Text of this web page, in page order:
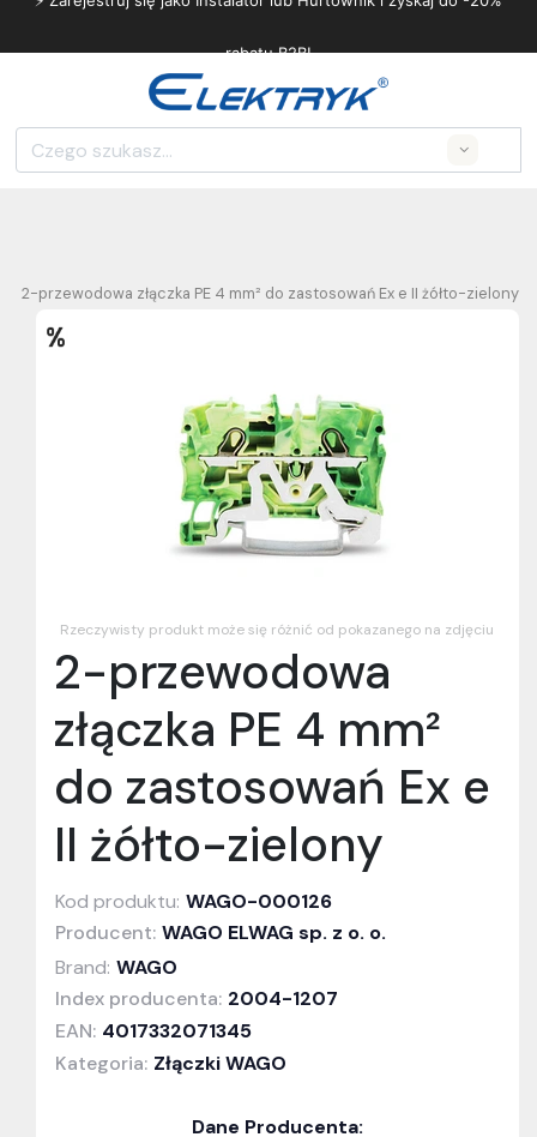
rabatu B2B!
2-przewodowa złączka PE 4 mm² do zastosowań Ex e II żółto-zielony
Rzeczywisty produkt może się różnić od pokazanego na zdjęciu
2-przewodowa
złączka PE 4 mm²
do zastosowań Ex e
II żółto-zielony
Kod produktu: WAGO-000126
Producent: WAGO ELWAG sp. z o. o.
Brand: WAGO
Index producenta: 2004-1207
EAN: 4017332071345
Kategoria: Złączki WAGO
Dane Producenta: